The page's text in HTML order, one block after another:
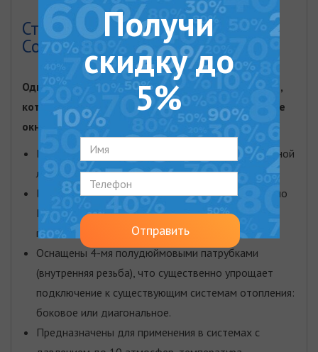
Стальные радиаторы PURMO
Compact C11
Одни из лучших моделей панельных радиаторов,
которые могут устанавливаться под панорамные
окна благодаря своей небольшой высоте.
Европейское производство на автоматизированной
линии, управление с помощью компьютеров.
Изготовлены из низкоуглеродистой стали DC01 по
EN 10130 толщиной 1,25 мм - максимальный
показатель среди панельных видов.
Оснащены 4-мя полудюймовыми патрубками
(внутренняя резьба), что существенно упрощает
подключение к существующим системам отопления:
боковое или диагональное.
Предназначены для применения в системах с
Получи
скидку до
5%
Отправить